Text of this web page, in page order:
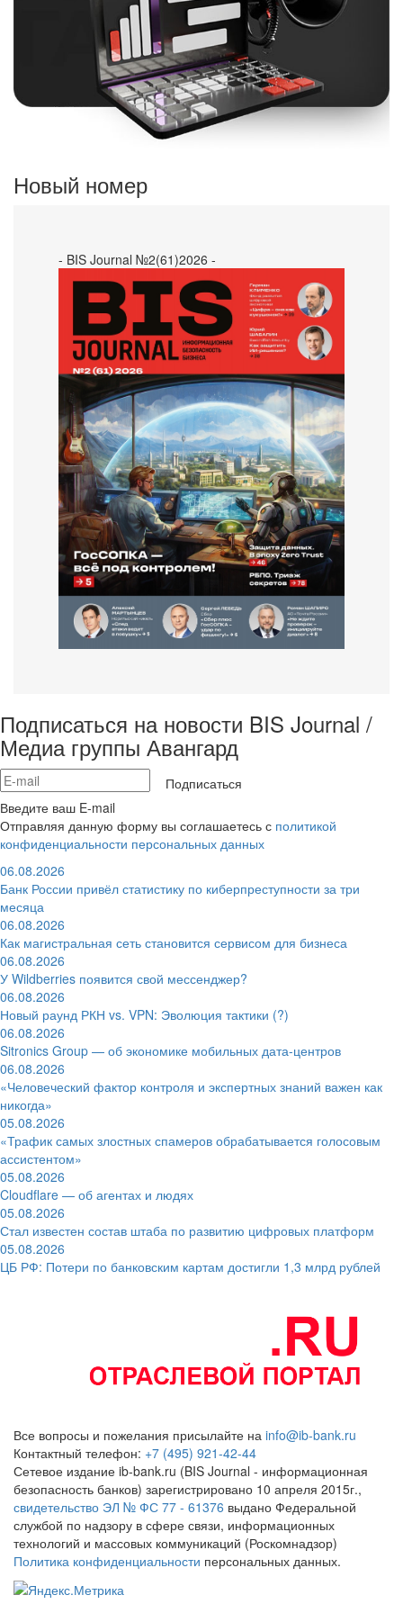
Новый номер
- BIS Journal №2(61)2026 -
Подписаться на новости BIS Journal /
Медиа группы Авангард
Подписаться
Введите ваш E-mail
Отправляя данную форму вы соглашаетесь с политикой
конфиденциальности персональных данных
06.08.2026
Банк России привёл статистику по киберпреступности за три
месяца
06.08.2026
Как магистральная сеть становится сервисом для бизнеса
06.08.2026
У Wildberries появится свой мессенджер?
06.08.2026
Новый раунд РКН vs. VPN: Эволюция тактики (?)
06.08.2026
Sitronics Group — об экономике мобильных дата-центров
06.08.2026
«Человеческий фактор контроля и экспертных знаний важен как
никогда»
05.08.2026
«Трафик самых злостных спамеров обрабатывается голосовым
ассистентом»
05.08.2026
Cloudflare — об агентах и людях
05.08.2026
Стал известен состав штаба по развитию цифровых платформ
05.08.2026
ЦБ РФ: Потери по банковским картам достигли 1,3 млрд рублей
Все вопросы и пожелания присылайте на info@ib-bank.ru
Контактный телефон: +7 (495) 921-42-44
Сетевое издание ib-bank.ru (BIS Journal - информационная
безопасность банков) зарегистрировано 10 апреля 2015г.,
свидетельство ЭЛ № ФС 77 - 61376 выдано Федеральной
службой по надзору в сфере связи, информационных
технологий и массовых коммуникаций (Роскомнадзор)
Политика конфиденциальности персональных данных.